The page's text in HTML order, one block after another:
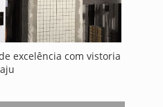
excelência com vistoria